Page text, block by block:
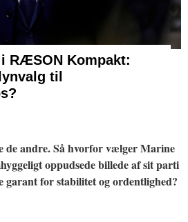
RÆSON Kompakt:
til
andre. Så hvorfor vælger Marine
oppudsede billede af sit parti
garant for stabilitet og ordentlighed?